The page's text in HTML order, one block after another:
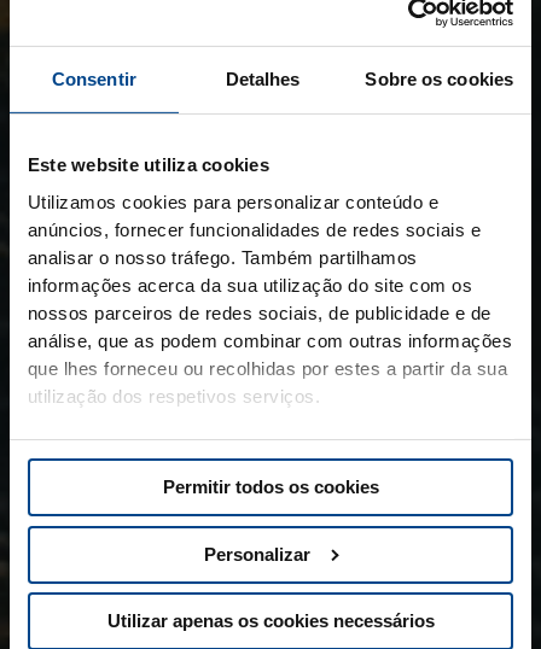
Consentir Detalhes Sobre os cookies
Este website utiliza cookies
Utilizamos cookies para personalizar conteúdo e
anúncios, fornecer funcionalidades de redes sociais e
analisar o nosso tráfego. Também partilhamos
informações acerca da sua utilização do site com os
nossos parceiros de redes sociais, de publicidade e de
análise, que as podem combinar com outras informações
que lhes forneceu ou recolhidas por estes a partir da sua
utilização dos respetivos serviços.
Permitir todos os cookies
Personalizar
Utilizar apenas os cookies necessários